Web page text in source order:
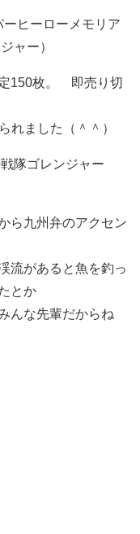
ヒーローメモリア
ャー）
150枚。 即売り切
れました（＾＾）
ら九州弁のアクセン
流があると魚を釣っ
とか
んな先輩だからね